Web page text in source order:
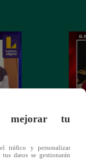
mejorar tu
tráfico y personalizar
, tus datos se gestionarán